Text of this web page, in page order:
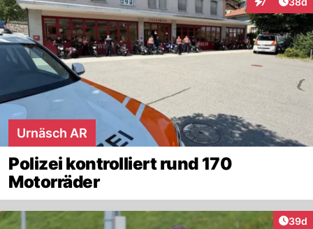
Interaktionen
Urnäsch AR
Polizei kontrolliert rund 170
Motorräder
39d